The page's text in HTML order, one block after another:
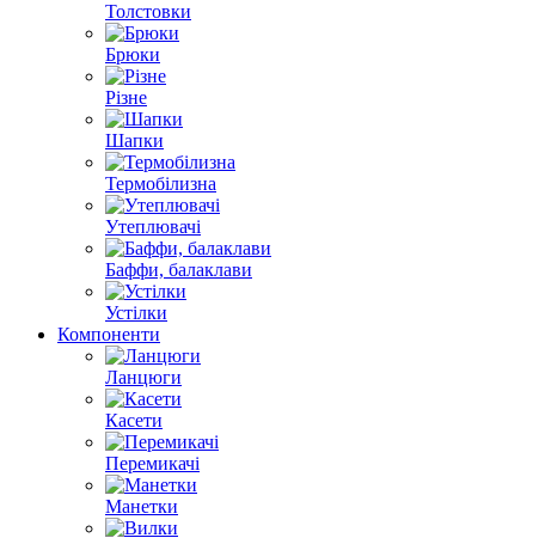
Толстовки
Брюки
Різне
Шапки
Термобілизна
Утеплювачі
Баффи, балаклави
Устілки
Компоненти
Ланцюги
Касети
Перемикачі
Манетки